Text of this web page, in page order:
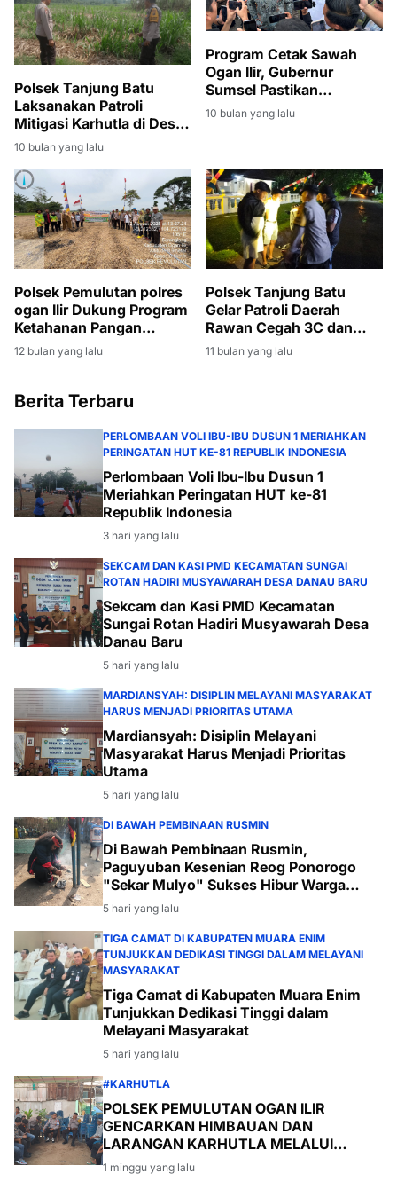
Polsek Tanjung Batu
Laksanakan Patroli
Mitigasi Karhutla di Desa
Ketiau
10 bulan yang lalu
Program Cetak Sawah
Ogan Ilir, Gubernur
Sumsel Pastikan
Dukungan untuk Petani
10 bulan yang lalu
Polsek Pemulutan polres
ogan Ilir Dukung Program
Ketahanan Pangan
Melalui Penanaman
Jagung di Desa Sarang
12 bulan yang lalu
Polsek Tanjung Batu
Gelar Patroli Daerah
Rawan Cegah 3C dan
Balap Liar
11 bulan yang lalu
Berita Terbaru
PERLOMBAAN VOLI IBU-IBU DUSUN 1 MERIAHKAN
PERINGATAN HUT KE-81 REPUBLIK INDONESIA
Perlombaan Voli Ibu-Ibu Dusun 1
Meriahkan Peringatan HUT ke-81
Republik Indonesia
3 hari yang lalu
SEKCAM DAN KASI PMD KECAMATAN SUNGAI
ROTAN HADIRI MUSYAWARAH DESA DANAU BARU
Sekcam dan Kasi PMD Kecamatan
Sungai Rotan Hadiri Musyawarah Desa
Danau Baru
5 hari yang lalu
MARDIANSYAH: DISIPLIN MELAYANI MASYARAKAT
HARUS MENJADI PRIORITAS UTAMA
Mardiansyah: Disiplin Melayani
Masyarakat Harus Menjadi Prioritas
Utama
5 hari yang lalu
DI BAWAH PEMBINAAN RUSMIN
Di Bawah Pembinaan Rusmin,
Paguyuban Kesenian Reog Ponorogo
"Sekar Mulyo" Sukses Hibur Warga
Desa Payabakal
5 hari yang lalu
TIGA CAMAT DI KABUPATEN MUARA ENIM
TUNJUKKAN DEDIKASI TINGGI DALAM MELAYANI
MASYARAKAT
Tiga Camat di Kabupaten Muara Enim
Tunjukkan Dedikasi Tinggi dalam
Melayani Masyarakat
5 hari yang lalu
#KARHUTLA
POLSEK PEMULUTAN OGAN ILIR
GENCARKAN HIMBAUAN DAN
LARANGAN KARHUTLA MELALUI
PROGRAM TSKD (TOURING SAMBANG
KE DESA-DESA
1 minggu yang lalu